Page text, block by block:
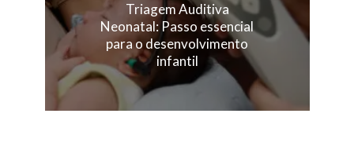
Triagem Auditiva
Neonatal: Passo essencial
para o desenvolvimento
infantil